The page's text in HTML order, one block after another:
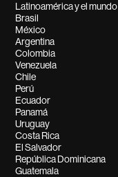
Latinoamérica y el mundo
Brasil
México
Argentina
Colombia
Venezuela
Chile
Perú
Ecuador
Panamá
Uruguay
Costa Rica
El Salvador
República Dominicana
Guatemala